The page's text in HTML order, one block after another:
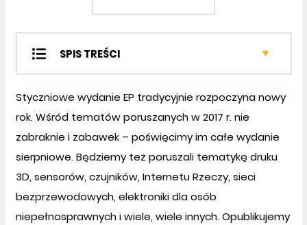
SPIS TREŚCI
Projekty EP
Miniprojekty
Prezentacje
Notatnik konstruktora
Kursy
Sprzęt
Podzespoły
Styczniowe wydanie EP tradycyjnie rozpoczyna nowy
rok. Wśród tematów poruszanych w 2017 r. nie
zabraknie i zabawek – poświęcimy im całe wydanie
sierpniowe. Będziemy też poruszali tematykę druku
3D, sensorów, czujników, Internetu Rzeczy, sieci
bezprzewodowych, elektroniki dla osób
niepełnosprawnych i wiele, wiele innych. Opublikujemy